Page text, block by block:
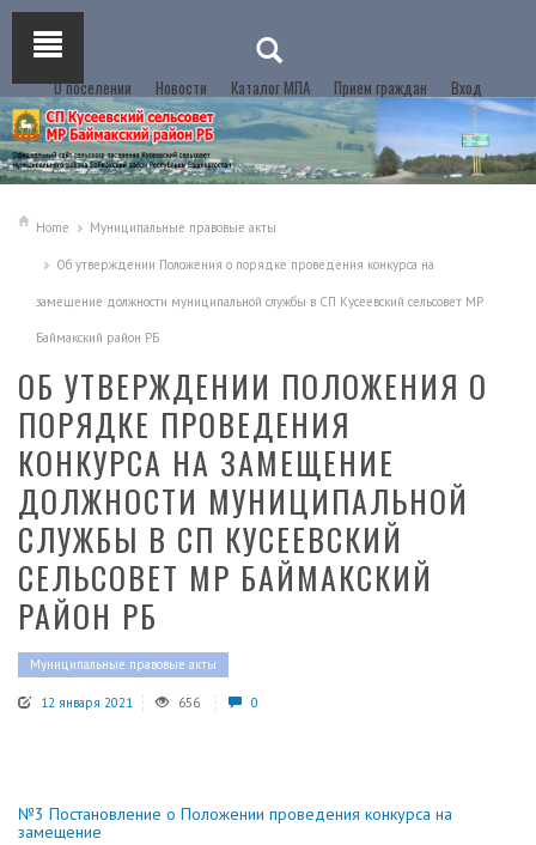
О поселении Новости Каталог МПА Прием граждан Вход
Home Муниципальные правовые акты
Об утверждении Положения о порядке проведения конкурса на
замещение должности муниципальной службы в СП Кусеевский сельсовет МР
Баймакский район РБ
ОБ УТВЕРЖДЕНИИ ПОЛОЖЕНИЯ О
ПОРЯДКЕ ПРОВЕДЕНИЯ
КОНКУРСА НА ЗАМЕЩЕНИЕ
ДОЛЖНОСТИ МУНИЦИПАЛЬНОЙ
СЛУЖБЫ В СП КУСЕЕВСКИЙ
СЕЛЬСОВЕТ МР БАЙМАКСКИЙ
РАЙОН РБ
Муниципальные правовые акты
12 января 2021 656 0
№3 Постановление о Положении проведения конкурса на
замещение